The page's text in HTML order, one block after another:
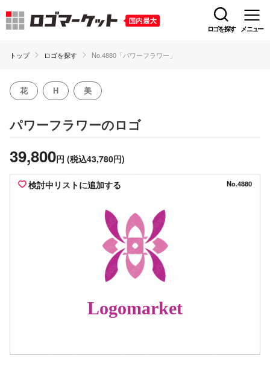
ロゴを探す メニュー
トップ ロゴを探す No.4880「パワーフラワー」
花 H 美
パワーフラワーのロゴ
39,800円 (税込43,780円)
検討中リストに追加する No.4880
Logomarket